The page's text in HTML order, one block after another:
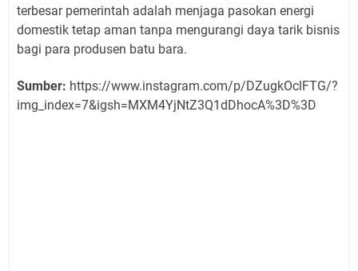
terbesar pemerintah adalah menjaga pasokan energi
domestik tetap aman tanpa mengurangi daya tarik bisnis
bagi para produsen batu bara.
Sumber: https://www.instagram.com/p/DZugkOclFTG/?
img_index=7&igsh=MXM4YjNtZ3Q1dDhocA%3D%3D